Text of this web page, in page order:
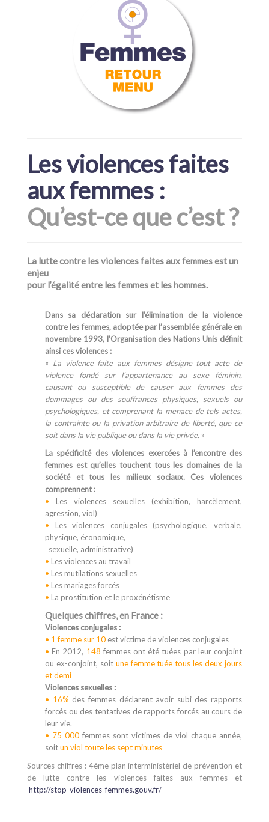
Les violences faites
aux femmes :
Qu’est-ce que c’est ?
La lutte contre les violences faites aux femmes est un
enjeu
pour l’égalité entre les femmes et les hommes.
Dans sa déclaration sur l’élimination de la violence
contre les femmes, adoptée par l’assemblée générale en
novembre 1993, l’Organisation des Nations Unis définit
ainsi ces violences :
« La violence faite aux femmes désigne tout acte de
violence fondé sur l’appartenance au sexe féminin,
causant ou susceptible de causer aux femmes des
dommages ou des souffrances physiques, sexuels ou
psychologiques, et comprenant la menace de tels actes,
la contrainte ou la privation arbitraire de liberté, que ce
soit dans la vie publique ou dans la vie privée. »
La spécificité des violences exercées à l’encontre des
femmes est qu’elles touchent tous les domaines de la
société et tous les milieux sociaux. Ces violences
comprennent :
• Les violences sexuelles (exhibition, harcèlement,
agression, viol)
• Les violences conjugales (psychologique, verbale,
physique, économique,
sexuelle, administrative)
• Les violences au travail
• Les mutilations sexuelles
• Les mariages forcés
• La prostitution et le proxénétisme
Quelques chiffres, en France :
Violences conjugales :
• 1 femme sur 10 est victime de violences conjugales
• En 2012, 148 femmes ont été tuées par leur conjoint
ou ex-conjoint, soit une femme tuée tous les deux jours
et demi
Violences sexuelles :
• 16% des femmes déclarent avoir subi des rapports
forcés ou des tentatives de rapports forcés au cours de
leur vie.
• 75 000 femmes sont victimes de viol chaque année,
soitun viol toute les sept minutes
Sources chiffres : 4ème plan interministériel de prévention et
de lutte contre les violences faites aux femmes et
http://stop-violences-femmes.gouv.fr/